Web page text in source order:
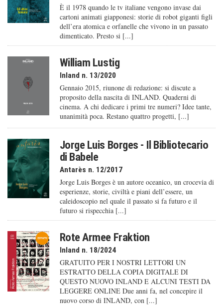
È il 1978 quando le tv italiane vengono invase dai
cartoni animati giapponesi: storie di robot giganti figli
dell’era atomica e orfanelle che vivono in un passato
dimenticato. Presto si [...]
William Lustig
Inland n. 13/2020
Gennaio 2015, riunone di redazione: si discute a
proposito della nascita di INLAND. Quaderni di
cinema. A chi dedicare i primi tre numeri? Idee tante,
unanimità poca. Restano quattro progetti, [...]
Jorge Luis Borges - Il Bibliotecario
di Babele
Antarès n. 12/2017
Jorge Luis Borges è un autore oceanico, un crocevia di
esperienze, storie, civiltà e piani dell’essere, un
caleido­scopio nel quale il passato si fa futuro e il
futuro si rispecchia [...]
Rote Armee Fraktion
Inland n. 18/2024
GRATUITO PER I NOSTRI LETTORI UN
ESTRATTO DELLA COPIA DIGITALE DI
QUESTO NUOVO INLAND E ALCUNI TESTI DA
LEGGERE ONLINE Due anni fa, nel concepire il
nuovo corso di INLAND, con [...]